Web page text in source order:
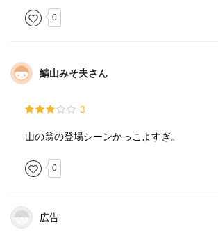
0
鯖山みそ夫さん
3
山の翁の登場シーンかっこよすぎ。
0
広告